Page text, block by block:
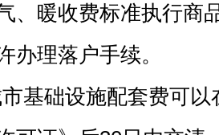
、暖收费标准执行商
办理落户手续。
基础设施配套费可